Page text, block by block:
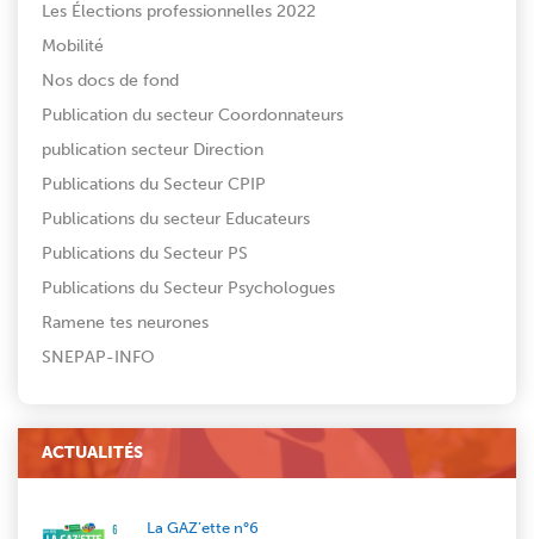
Les Élections professionnelles 2022
Mobilité
Nos docs de fond
Publication du secteur Coordonnateurs
publication secteur Direction
Publications du Secteur CPIP
Publications du secteur Educateurs
Publications du Secteur PS
Publications du Secteur Psychologues
Ramene tes neurones
SNEPAP-INFO
ACTUALITÉS
La GAZ’ette n°6